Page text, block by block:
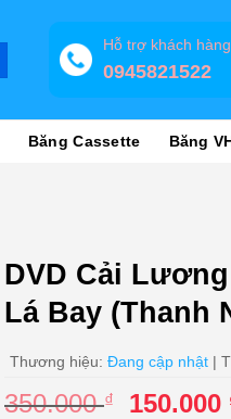
Hỗ trợ khách hàng
0945821522
Băng Cassette Băng
DVD Cải
Lá Bay (Thanh
Thương hiệu: Đang cập nhật |
350.000₫
Giá
150.000